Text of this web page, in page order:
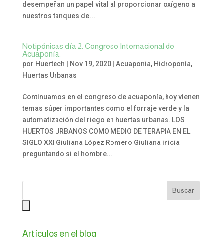
desempeñan un papel vital al proporcionar oxígeno a
nuestros tanques de...
Notipónicas día 2. Congreso Internacional de
Acuaponía.
por Huertech Nov 19, 2020| Acuaponia, Hidroponía,
Huertas Urbanas
Continuamos en el congreso de acuaponía, hoy vienen
temas súper importantes como el forraje verde y la
automatización del riego en huertas urbanas. LOS
HUERTOS URBANOS COMO MEDIO DE TERAPIA EN EL
SIGLO XXI Giuliana López Romero Giuliana inicia
preguntando si el hombre...
Artículos en el blog